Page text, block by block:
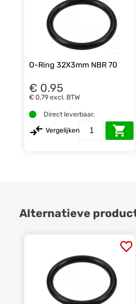
O-Ring 32X3mm NBR 70
€ 0.95
€ 0,79excl. BTW
Direct leverbaar.
Vergelijken
Alternatieve